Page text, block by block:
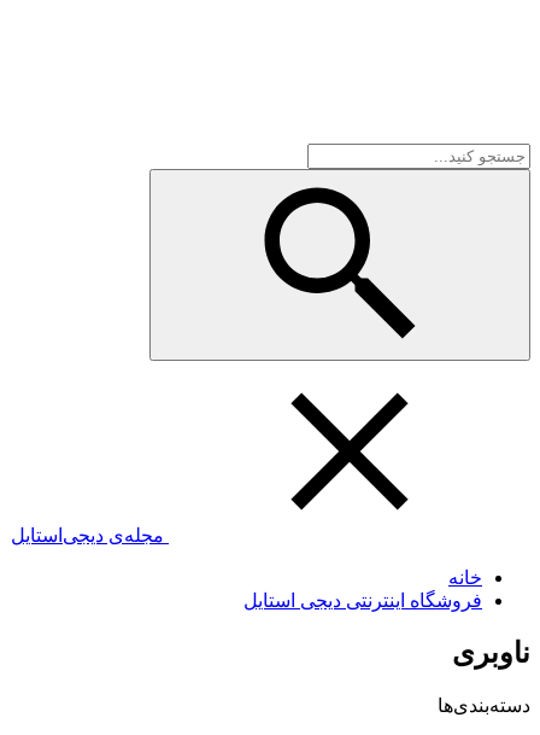
مجله‌ی دیجی‌استایل
خانه
فروشگاه اینترنتی دیجی استایل
ناوبری
دسته‌بندی‌ها